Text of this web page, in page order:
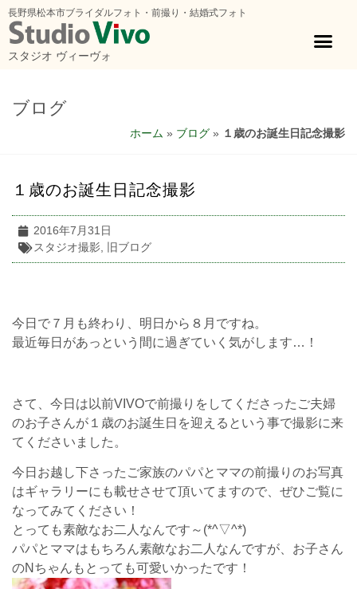
長野県松本市ブライダルフォト・前撮り・結婚式フォト
スタジオ ヴィーヴォ
ブログ
ホーム » ブログ » １歳のお誕生日記念撮影
１歳のお誕生日記念撮影
2016年7月31日
スタジオ撮影
旧ブログ
今日で７月も終わり、明日から８月ですね。
最近毎日があっという間に過ぎていく気がします…！
さて、今日は以前VIVOで前撮りをしてくださったご夫婦
のお子さんが１歳のお誕生日を迎えるという事で撮影に来
てくださいました。
今日お越し下さったご家族のパパとママの前撮りのお写真
はギャラリーにも載せさせて頂いてますので、ぜひご覧に
なってみてください！
とっても素敵なお二人なんです～(*^▽^*)
パパとママはもちろん素敵なお二人なんですが、お子さん
のNちゃんもとっても可愛いかったです！